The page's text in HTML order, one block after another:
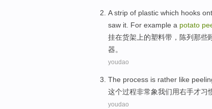
Astrip of plastic which hooks
saw it. For example a potato
挂在货架上的塑料带 ， 陈列那些
器。
youdao
The process is rather like
这个过程非常象我们用右手才习
youdao